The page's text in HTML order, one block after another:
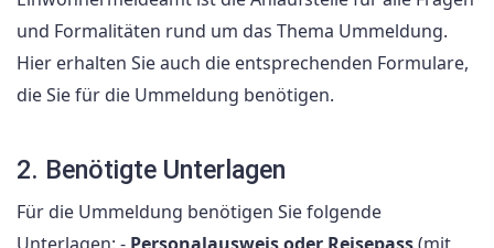
und Formalitäten rund um das Thema Ummeldung.
Hier erhalten Sie auch die entsprechenden Formulare,
die Sie für die Ummeldung benötigen.
2. Benötigte Unterlagen
Für die Ummeldung benötigen Sie folgende